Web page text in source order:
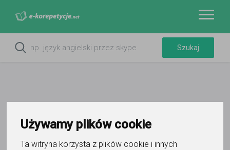
Używamy plików cookie
Ta witryna korzysta z plików cookie i innych
Do ulubionych